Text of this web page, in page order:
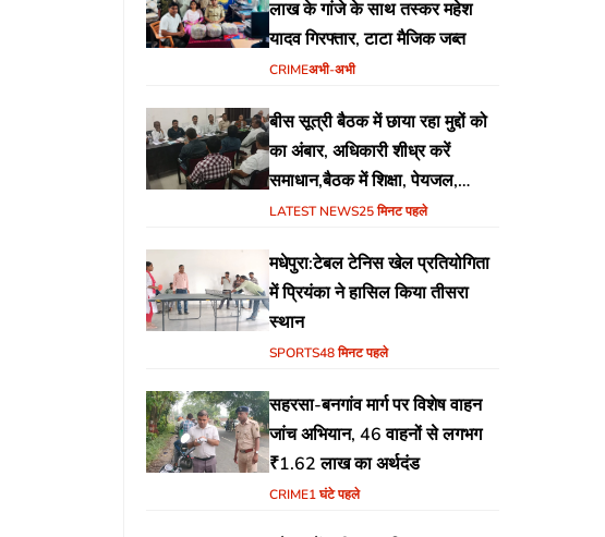
लाख के गांजे के साथ तस्कर महेश
यादव गिरफ्तार, टाटा मैजिक जब्त
CRIMEअभी-अभी
बीस सूत्री बैठक में छाया रहा मुद्दों को
का अंबार, अधिकारी शीध्र करें
समाधान,बैठक में शिक्षा, पेयजल,
जलजमाव,आवास ,व किसानों के
LATEST NEWS25 मिनट पहले
मधेपुरा:टेबल टेनिस खेल प्रतियोगिता
में प्रियंका ने हासिल किया तीसरा
स्थान
SPORTS48 मिनट पहले
सहरसा-बनगांव मार्ग पर विशेष वाहन
जांच अभियान, 46 वाहनों से लगभग
₹1.62 लाख का अर्थदंड
CRIME1 घंटे पहले